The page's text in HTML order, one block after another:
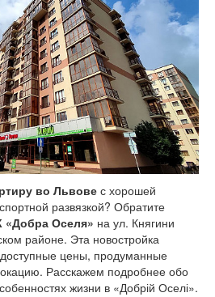
во Львове с хорошей
развязкой? Обратите
Оселя» на ул. Княгини
районе. Эта новостройка
цены, продуманные
Расскажем подробнее обо
жизни в «Добрій Оселі».